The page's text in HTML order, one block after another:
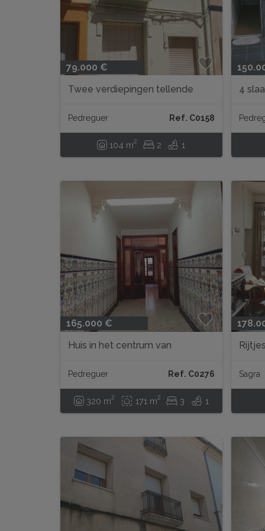
79.000 €
Twee verdiepingen tellende
Pedreguer Ref. C0158
104 m2 2 1
4
165.000 €
Huis in het centrum van
Pedreguer Ref. C0276
320 m2 171 m2 3 1
Sagra